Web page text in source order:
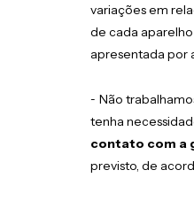
variações em
de cada
apresentada por
- Não
tenha
contato com a
previsto, de